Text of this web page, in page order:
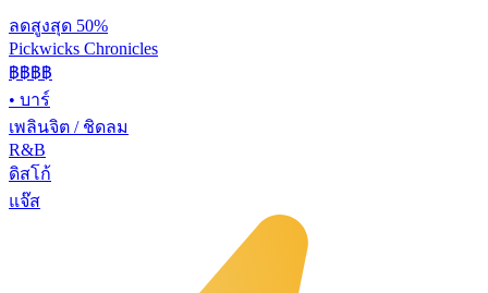
ลดสูงสุด 50%
Pickwicks Chronicles
฿฿฿฿
• บาร์
เพลินจิต / ชิดลม
R&B
ดิสโก้
แจ๊ส